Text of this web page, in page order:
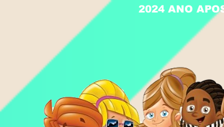
2024 ANO